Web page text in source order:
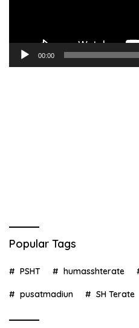
00:00
Popular Tags
PSHT humasshterate
pusatmadiun SH Terate